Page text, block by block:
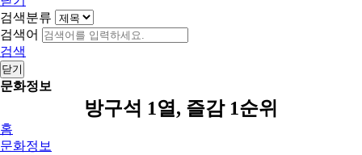
검색분류
검색어
검색
닫기
문화정보
방구석 1열, 즐감 1순위
홈
문화정보